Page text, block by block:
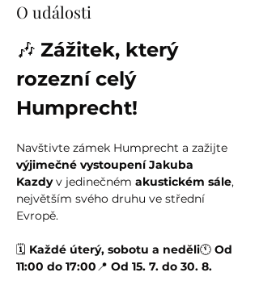
O události
🎶 Zážitek, který
rozezní celý
Humprecht!
Navštivte zámek Humprecht a zažijte
výjimečné vystoupení Jakuba
Kazdy v jedinečném akustickém sále,
největším svého druhu ve střední
Evropě.
🗓️ Každé úterý, sobotu a neděli🕚 Od
11:00 do 17:00📍 Od 15. 7. do 30. 8.